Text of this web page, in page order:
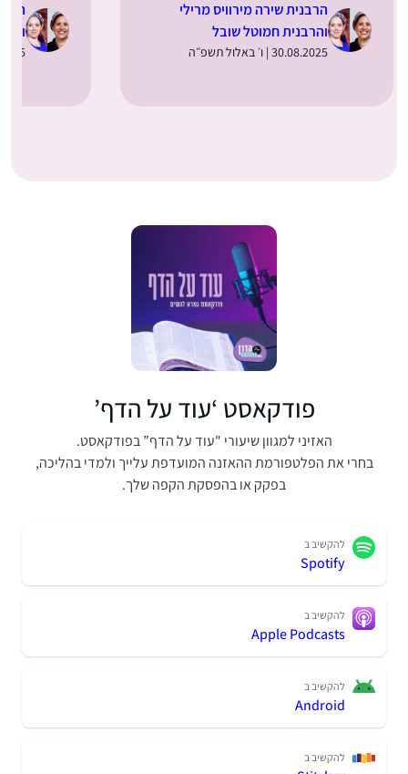
הרבנית שירה מירוויס מרילי
והרבנית חמוטל שובל
30.08.2025 | ו׳ באלול תשפ״ה 21.04.2025
פודקאסט ‘עוד על הדף’
האזיני למגוון שיעורי "עוד על הדף” בפודקאסט.
בחרי את הפלטפורמת ההאזנה המועדפת עלייך ולמדי בהליכה,
בפקק או בהפסקת הקפה שלך.
להקשיב ב
Spotify
להקשיב ב
Apple Podcasts
להקשיב ב
Android
להקשיב ב